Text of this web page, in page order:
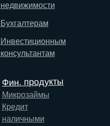
Инвестиционным
консультантам
Бухгалтерам
недвижимости
Фин. продукты
Микрозаймы
Кредит
наличными